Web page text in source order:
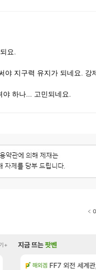
요.
야 지구력 유지가 되네요. 강
하나... 고민되네요.
+
검은사막 장비 올환 이후
지금 뜨는팟벤
해외겜 FF7 외전 세계